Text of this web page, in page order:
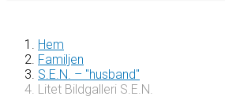
Hem
Familjen
S.E.N. – "husband"
Litet Bildgalleri S.E.N.